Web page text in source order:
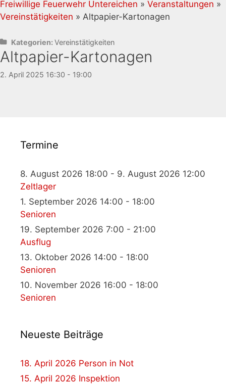
Freiwillige Feuerwehr Untereichen » Veranstaltungen »
Vereinstätigkeiten » Altpapier-Kartonagen
Kategorien:Vereinstätigkeiten
Altpapier-Kartonagen
2. April 2025 16:30 - 19:00
Termine
8. August 2026 18:00 - 9. August 2026 12:00
Zeltlager
1. September 2026 14:00 - 18:00
Senioren
19. September 2026 7:00 - 21:00
Ausflug
13. Oktober 2026 14:00 - 18:00
Senioren
10. November 2026 16:00 - 18:00
Senioren
Neueste Beiträge
18. April 2026 Person in Not
15. April 2026 Inspektion